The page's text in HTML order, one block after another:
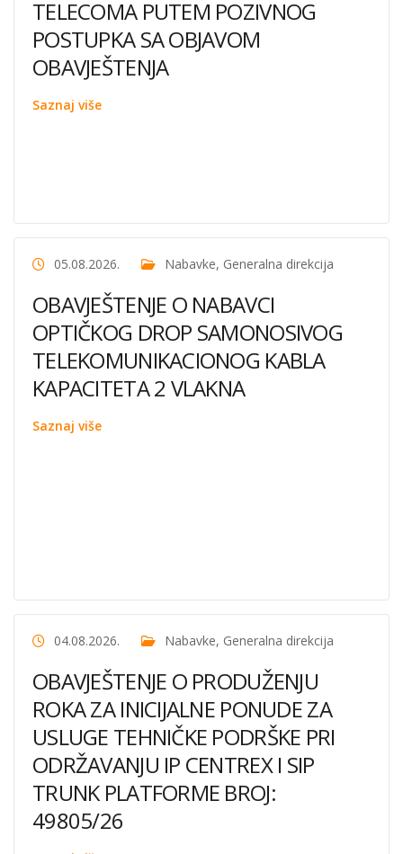
TELECOMA PUTEM POZIVNOG
POSTUPKA SA OBJAVOM
OBAVJEŠTENJA
Saznaj više
05.08.2026. Nabavke, Generalna direkcija
OBAVJEŠTENJE O NABAVCI
OPTIČKOG DROP SAMONOSIVOG
TELEKOMUNIKACIONOG KABLA
KAPACITETA 2 VLAKNA
Saznaj više
04.08.2026. Nabavke, Generalna direkcija
OBAVJEŠTENJE O PRODUŽENJU
ROKA ZA INICIJALNE PONUDE ZA
USLUGE TEHNIČKE PODRŠKE PRI
ODRŽAVANJU IP CENTREX I SIP
TRUNK PLATFORME BROJ:
49805/26